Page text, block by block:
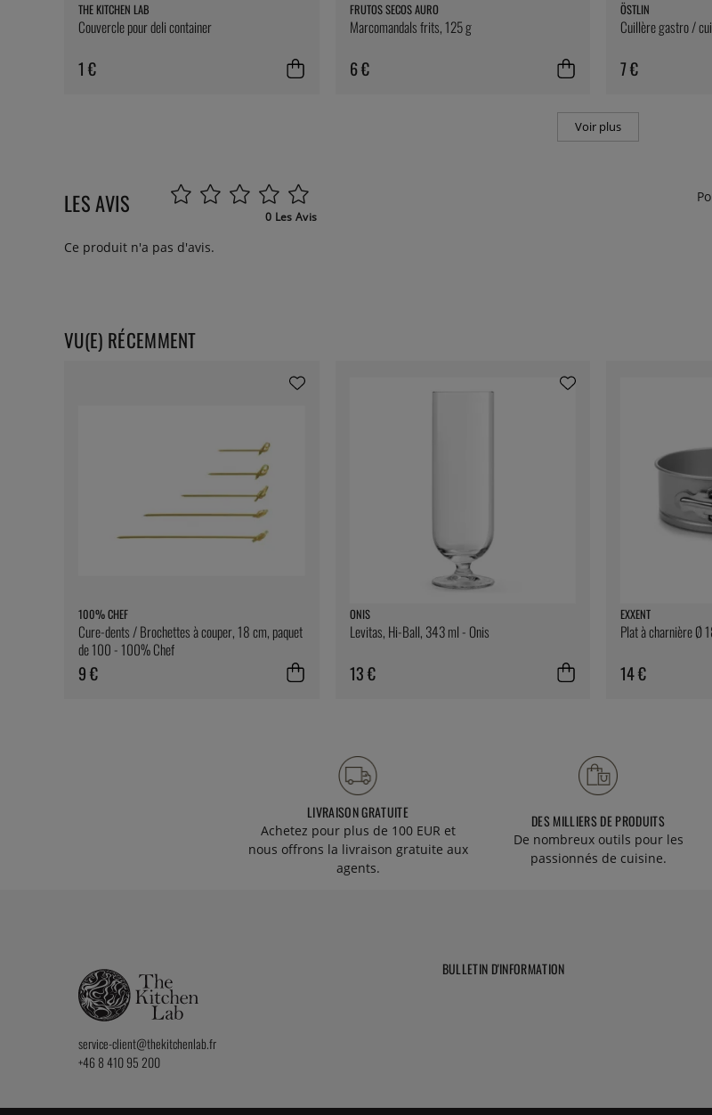
THE KITCHEN LAB
Couvercle pour deli container
1 €
FRUTOS SECOS AURO
Marcomandals frits, 125 g
6 €
ÖSTLIN
Cuillère gastro /
7 €
Voir plus
LES AVIS 0 Les Avis
Ce produit n'a pas d'avis.
VU(E) RÉCEMMENT
100% CHEF
Cure-dents / Brochettes à couper, 18 cm, paquet
de 100 - 100% Chef
9 €
ONIS
Levitas, Hi-Ball, 343 ml - Onis
13 €
EXXENT
Plat à charnière Ø
14 €
LIVRAISON GRATUITE
Achetez pour plus de 100 EUR et
nous offrons la livraison gratuite aux
agents.
DES MILLIERS DE PRODUITS
De nombreux outils pour les
passionnés de cuisine.
service-client@thekitchenlab.fr
+46 8 410 95 200
BULLETIN D'INFORMATION